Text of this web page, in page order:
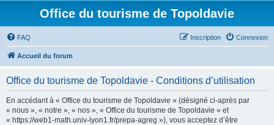
Office du tourisme de Topoldavie
FAQ Connexion
Inscription
Accueil du forum
Office du tourisme de Topoldavie - Conditions d’utilisation
En accédant à « Office du tourisme de Topoldavie » (désigné ci-après par
« nous », « notre », « nos », « Office du tourisme de Topoldavie » et
« https://web1-math.univ-lyon1.fr/prepa-agreg »), vous acceptez d’être